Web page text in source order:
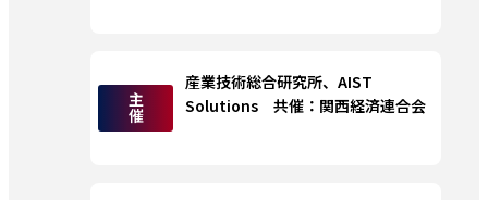
主
催
産業技術総合研究所、AIST
Solutions　共催：関西経済連合会